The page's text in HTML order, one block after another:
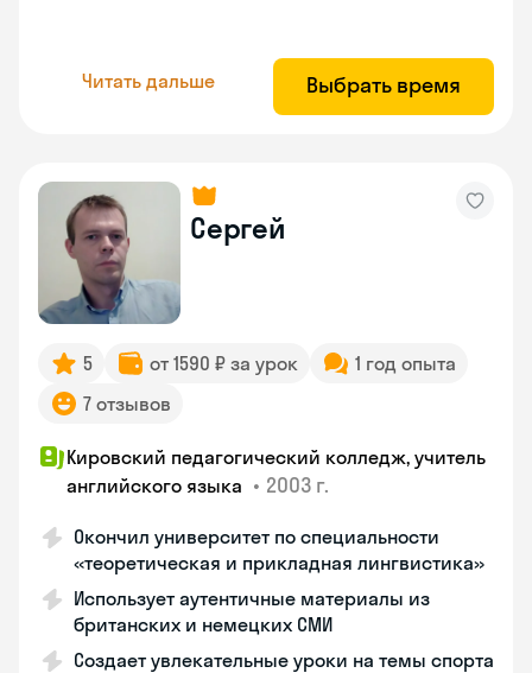
Читать дальше Выбрать время
Сергей
5 от 1590 ₽ за урок
1 год опыта
7 отзывов
Кировский педагогический колледж, учитель
английского языка • 2003 г.
Окончил университет по специальности
«теоретическая и прикладная лингвистика»
Использует аутентичные материалы из
британских и немецких СМИ
Создает увлекательные уроки на темы спорта